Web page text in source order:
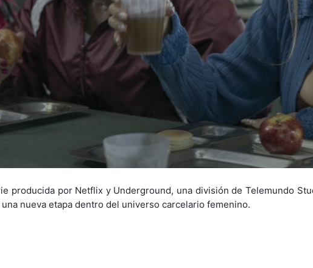
producida por Netflix y Underground, una división de Telemundo
nueva etapa dentro del universo carcelario femenino.